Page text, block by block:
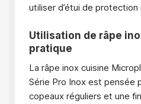
utiliser d’étui de
Utilisation de râpe
pratique
La râpe inox cuisine
Série Pro Inox est pensée
copeaux réguliers et une